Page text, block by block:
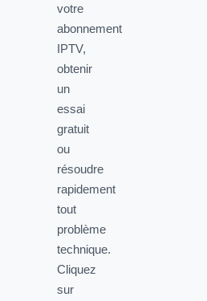
votre
abonnement
IPTV,
obtenir
un
essai
gratuit
ou
résoudre
rapidement
tout
problème
technique.
Cliquez
sur